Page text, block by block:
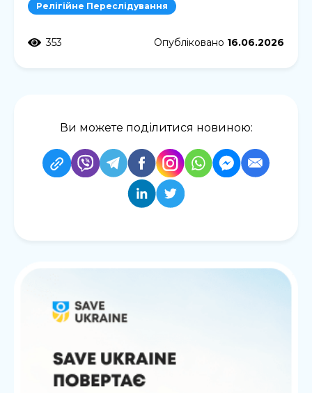
Релігійне Переслідування
353 Опубліковано 16.06.2026
Ви можете поділитися новиною: